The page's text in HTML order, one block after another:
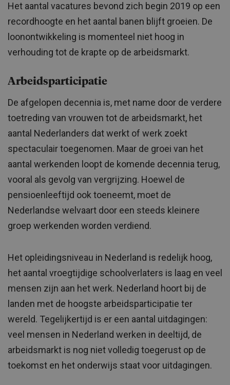
Het aantal vacatures bevond zich begin 2019 op een
recordhoogte en het aantal banen blijft groeien. De
loonontwikkeling is momenteel niet hoog in
verhouding tot de krapte op de arbeidsmarkt.
Arbeidsparticipatie
De afgelopen decennia is, met name door de verdere
toetreding van vrouwen tot de arbeidsmarkt, het
aantal Nederlanders dat werkt of werk zoekt
spectaculair toegenomen. Maar de groei van het
aantal werkenden loopt de komende decennia terug,
vooral als gevolg van vergrijzing. Hoewel de
pensioenleeftijd ook toeneemt, moet de
Nederlandse welvaart door een steeds kleinere
groep werkenden worden verdiend.
Het opleidingsniveau in Nederland is redelijk hoog,
het aantal vroegtijdige schoolverlaters is laag en veel
mensen zijn aan het werk. Nederland hoort bij de
landen met de hoogste arbeidsparticipatie ter
wereld. Tegelijkertijd is er een aantal uitdagingen:
veel mensen in Nederland werken in deeltijd, de
arbeidsmarkt is nog niet volledig toegerust op de
toekomst en het onderwijs staat voor uitdagingen.